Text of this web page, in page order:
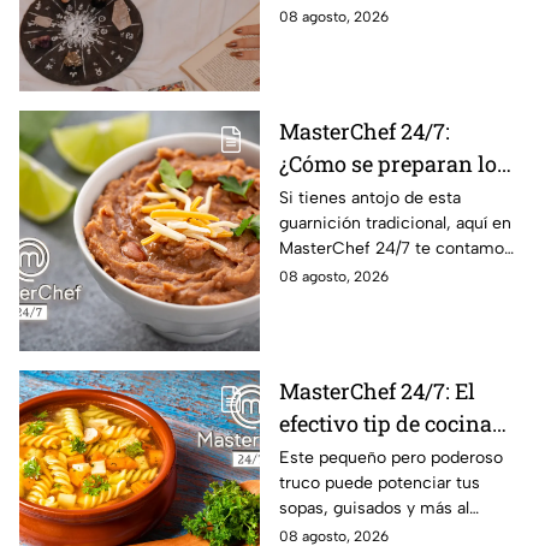
domingo 9 de agosto, y
08 agosto, 2026
MasterChef 24/7:
¿Cómo se preparan los
frijoles puercos estilo
Sonora?
Si tienes antojo de esta
guarnición tradicional, aquí en
MasterChef 24/7 te contamos
la receta.
08 agosto, 2026
MasterChef 24/7: El
efectivo tip de cocina
de las abuelas para
darle sabor extra al
caldillo
Este pequeño pero poderoso
truco puede potenciar tus
sopas, guisados y más al
máximo.
08 agosto, 2026